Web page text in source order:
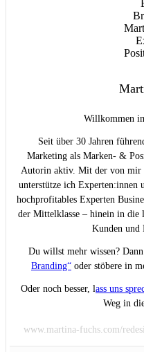
Willkommen
Seit über 30 Jahren
Marketing als Marken- &
Autorin aktiv. Mit der von mir
unterstütze ich Experten:innen
hochprofitables Experten
der Mittelklasse – hinein in
Kunden und
Du willst mehr wissen?
Branding“ oder stöbere in
Oder noch besser, lass uns
Weg in
www.martina-fuchs.com/